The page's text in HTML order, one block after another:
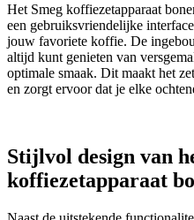
Het Smeg koffiezetapparaat
een gebruiksvriendelijke
jouw favoriete koffie. De
altijd kunt genieten van
optimale smaak. Dit maakt het
en zorgt ervoor dat je elke
Stijlvol design van
koffiezetapparaat